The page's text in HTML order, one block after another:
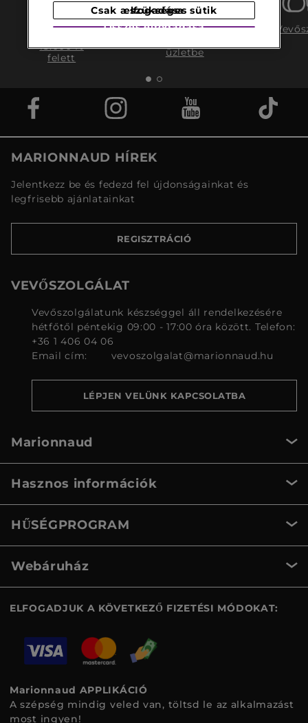
Ingyenes
15.000 ft
felett
Ingyenes
üzletbe
MARIONNAUD HÍREK
Jelentkezz be és fedezd fel újdonságainkat és
legfrisebb ajánlatainkat
REGISZTRÁCIÓ
VEVŐSZOLGÁLAT
Vevőszolgálatunk készséggel áll rendelkezésére
hétfőtől péntekig 09:00 - 17:00 óra között. Telefon:
+36 1 406 04 06
Email cím:
vevoszolgalat@marionnaud.hu
LÉPJEN VELÜNK KAPCSOLATBA
Marionnaud
Hasznos információk
HŰSÉGPROGRAM
Webáruház
ELFOGADJUK A KÖVETKEZŐ FIZETÉSI MÓDOKAT:
Marionnaud APPLIKÁCIÓ
A szépség mindig veled van, töltsd le az alkalmazást
most ingyen!
Csak a szükséges sütik elfogadása
Összes elfogadása